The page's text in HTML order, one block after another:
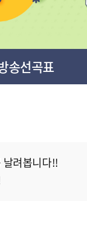
송선곡표
려봅니다!!